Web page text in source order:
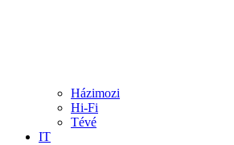
Házimozi
Hi-Fi
Tévé
IT